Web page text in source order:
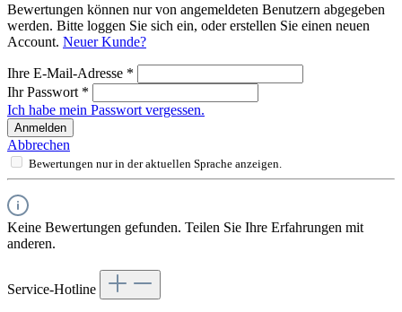
Bewertungen können nur von angemeldeten Benutzern abgegeben
werden. Bitte loggen Sie sich ein, oder erstellen Sie einen neuen
Account. Neuer Kunde?
Ihre E-Mail-Adresse *
Ihr Passwort *
Ich habe mein Passwort vergessen.
Anmelden
Abbrechen
Bewertungen nur in der aktuellen Sprache anzeigen.
Keine Bewertungen gefunden. Teilen Sie Ihre Erfahrungen mit
anderen.
Service-Hotline